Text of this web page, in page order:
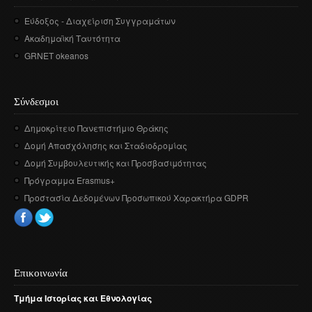
Εύδοξος - Διαχείριση Συγγραμάτων
Ακαδημαϊκή Ταυτότητα
GRNET okeanos
Σύνδεσμοι
Δημοκρίτειο Πανεπιστήμιο Θράκης
Δομή Απασχόλησης και Σταδιοδρομίας
Δομή Συμβουλευτικής και Προσβασιμότητας
Πρόγραμμα Erasmus+
Προστασία Δεδομένων Προσωπικού Χαρακτήρα GDPR
Επικοινωνία
ΤμήμαΙστορίαςκαι Εθνολογίας